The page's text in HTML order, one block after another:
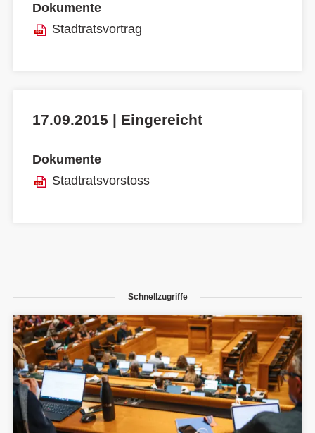
Dokumente
Stadtratsvortrag
17.09.2015 | Eingereicht
Dokumente
Stadtratsvorstoss
Schnellzugriffe